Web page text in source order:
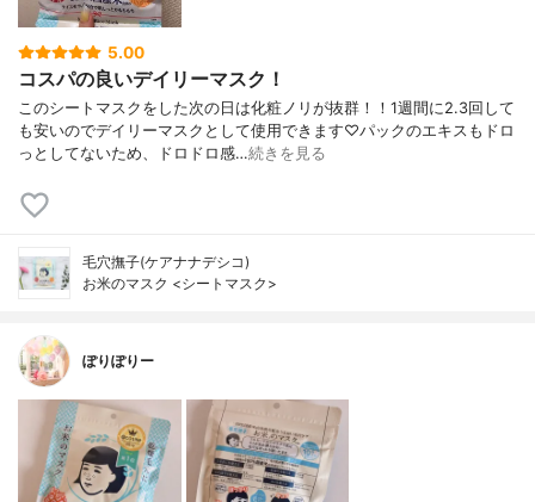
5.00
コスパの良いデイリーマスク！
このシートマスクをした次の日は化粧ノリが抜群！！1週間に2.3回して
も安いのでデイリーマスクとして使用できます♡パックのエキスもドロ
っとしてないため、ドロドロ感…続きを見る
毛穴撫子(ケアナナデシコ)
お米のマスク <シートマスク>
ぽりぽりー